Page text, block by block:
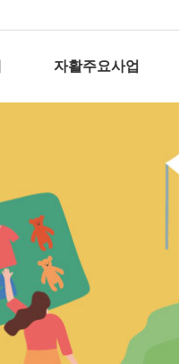
자활주요사업